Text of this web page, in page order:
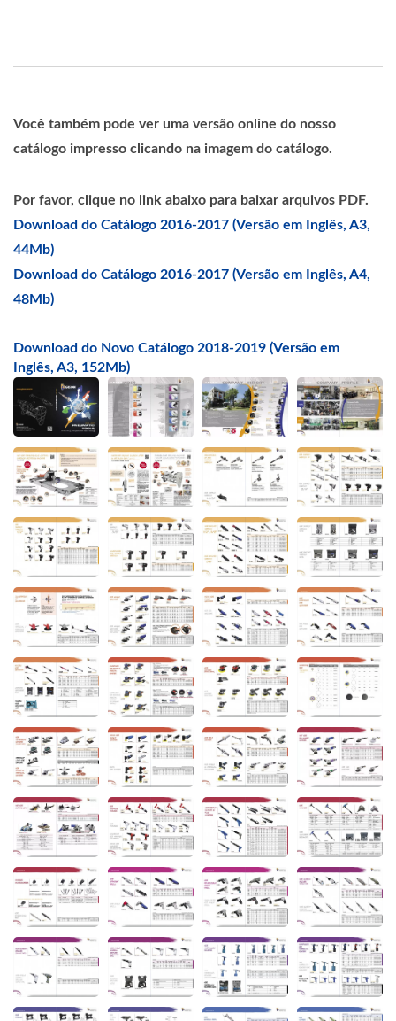
Você também pode ver uma versão online do nosso
catálogo impresso clicando na imagem do catálogo.
Por favor, clique no link abaixo para baixar arquivos PDF.
Download do Catálogo 2016-2017 (Versão em Inglês, A3,
44Mb)
Download do Catálogo 2016-2017 (Versão em Inglês, A4,
48Mb)
Download do Novo Catálogo 2018-2019 (Versão em
Inglês, A3, 152Mb)